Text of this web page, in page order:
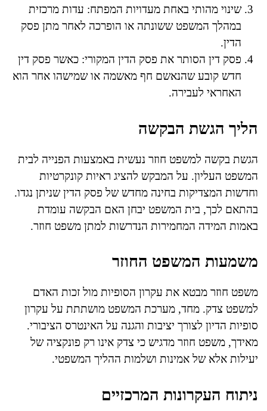
שינוי מהותי באחת מעדויות המפתח: עדות מרכזית
במהלך המשפט ששונתה או הופרכה לאחר מתן פסק
הדין.
פסק דין הסותר את פסק הדין המקורי: כאשר פסק דין
חדש קובע שהנאשם חף מאשמה או שמישהו אחר הוא
האחראי לעבירה.
הליך הגשת הבקשה
הגשת בקשה למשפט חוזר נעשית באמצעות הפנייה לבית
המשפט העליון. על המבקש להציג ראיות קונקרטיות
וחדשות המצדיקות בחינה מחדש של פסק הדין שניתן נגדו.
בהתאם לכך, בית המשפט יבחן האם הבקשה עומדת
באמות המידה המחמירות הנדרשות למתן משפט חוזר.
משמעות המשפט החוזר
משפט חוזר מבטא את עקרון הסופיות מול זכות האדם
למשפט צדק. מחד, מערכת המשפט מושתתת על עקרון
סופיות הדיון לצורך יציבות והגנה על האינטרס הציבורי.
מאידך, משפט חוזר מדגיש כי צדק אינו רק פונקציה של
יעילות אלא של אמינות ושלמות ההליך המשפטי.
ניתוח העקרונות המרכזיים